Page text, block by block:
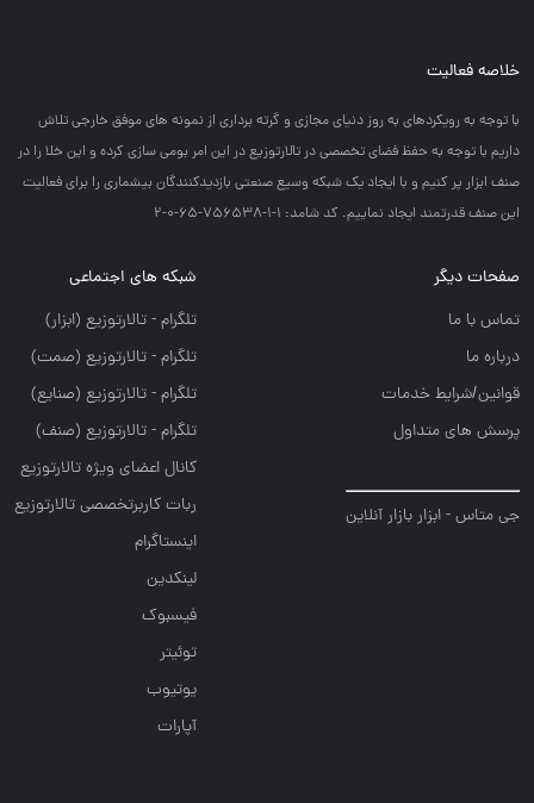
خلاصه فعالیت
با توجه به رويكردهاي به روز دنياي مجازي و گرته برداري از نمونه هاي موفق خارجي تلاش
داريم با توجه به حفظ فضاي تخصصي در تالارتوزيع در اين امر بومي سازي كرده و اين خلا را در
صنف ابزار پر كنيم و با ايجاد يك شبكه وسيع صنعتي بازديدكنندگان بيشماري را براي فعاليت
اين صنف قدرتمند ايجاد نماييم. کد شامد: 1-1-756538-65-0-2
صفحات دیگر
تماس با ما
درباره ما
قوانین/شرایط خدمات
پرسش های متداول
جی متاس - ابزار بازار آنلاین
شبکه های اجتماعی
تلگرام - تالارتوزيع (ابزار)
تلگرام - تالارتوزيع (صمت)
تلگرام - تالارتوزيع (صنايع)
تلگرام - تالارتوزیع (صنف)
کانال اعضای ویژه تالارتوزیع
ربات کاربرتخصصی تالارتوزیع
اینستاگرام
لینکدین
فیسبوک
توئیتر
یوتیوب
آپارات